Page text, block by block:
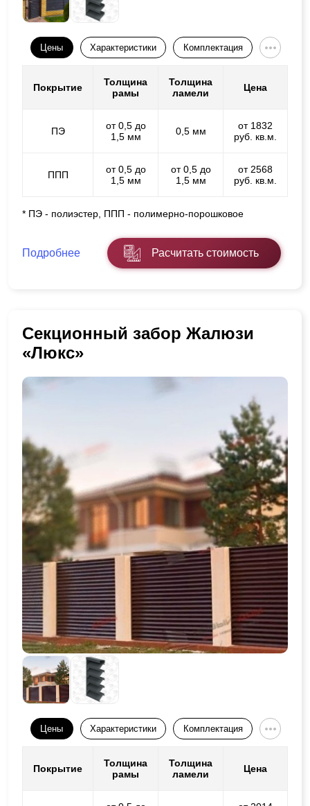
Цены Характеристики Комплектация
Покрытие
Толщина
рамы
Толщина
ламели
Цена
ПЭ
от 0,5 до
1,5 мм
0,5 мм
от 1832
руб. кв.м.
ППП
от 0,5 до
1,5 мм
от 0,5 до
1,5 мм
от 2568
руб. кв.м.
* ПЭ - полиэстер, ППП - полимерно-порошковое
Подробнее Расчитать стоимость
Секционный забор Жалюзи
«Люкс»
Цены Характеристики Комплектация
Покрытие
Толщина
рамы
Толщина
ламели
Цена